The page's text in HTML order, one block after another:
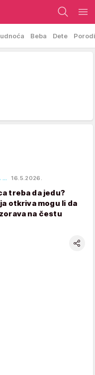
Beba Dete
… 16.5.2026.
treba da jedu?
otkriva mogu li da
na čestu